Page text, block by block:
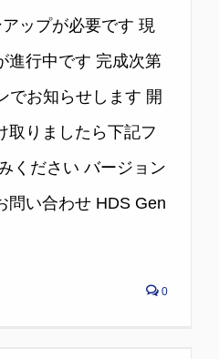
ップが必要です 現
進行中です 完成次第
でお知らせします 開
取りましたら下記フ
ください バージョン
い合わせ HDS Gen
0